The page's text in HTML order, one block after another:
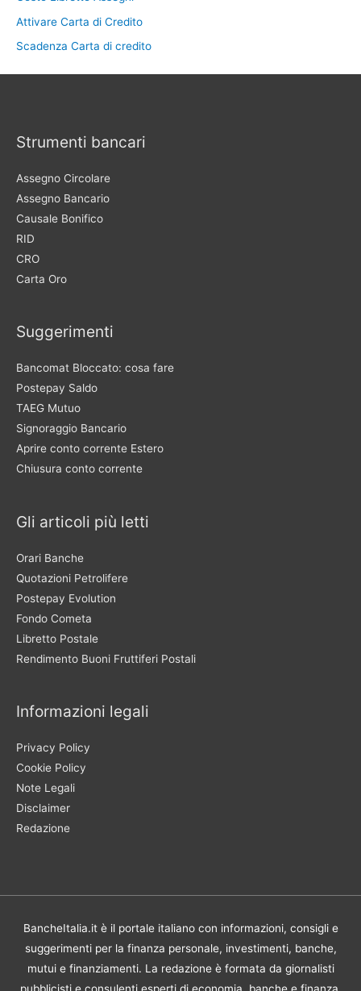
Attivare Carta di Credito
Scadenza Carta di credito
Strumenti bancari
Assegno Circolare
Assegno Bancario
Causale Bonifico
RID
CRO
Carta Oro
Suggerimenti
Bancomat Bloccato: cosa fare
Postepay Saldo
TAEG Mutuo
Signoraggio Bancario
Aprire conto corrente Estero
Chiusura conto corrente
Gli articoli più letti
Orari Banche
Quotazioni Petrolifere
Postepay Evolution
Fondo Cometa
Libretto Postale
Rendimento Buoni Fruttiferi Postali
Informazioni legali
Privacy Policy
Cookie Policy
Note Legali
Disclaimer
Redazione
BancheItalia.it è il portale italiano con informazioni, consigli e
suggerimenti per la finanza personale, investimenti, banche,
mutui e finanziamenti. La redazione è formata da giornalisti
pubblicisti e consulenti esperti di economia, banche e finanza.